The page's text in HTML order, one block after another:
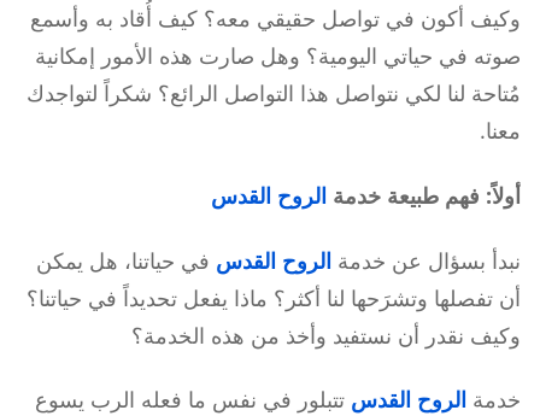
وكيف أكون في تواصل حقيقي معه؟ كيف أُقاد به وأسمع
صوته في حياتي اليومية؟ وهل صارت هذه الأمور إمكانية
مُتاحة لنا لكي نتواصل هذا التواصل الرائع؟ شكراً لتواجدك
معنا.
أولاً: فهم طبيعة خدمة الروح القدس
نبدأ بسؤال عن خدمة الروح القدس في حياتنا، هل يمكن
أن تفصلها وتشرَحها لنا أكثر؟ ماذا يفعل تحديداً في حياتنا؟
وكيف نقدر أن نستفيد وأخذ من هذه الخدمة؟
خدمة الروح القدس تتبلور في نفس ما فعله الرب يسوع